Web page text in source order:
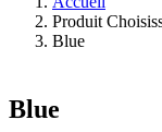
Produit
Blue
Blue